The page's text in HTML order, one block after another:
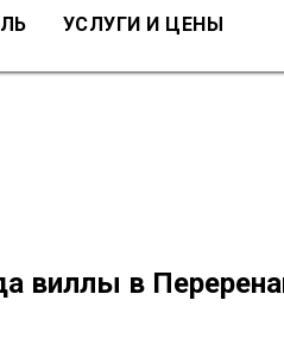
УСЛУГИ И ЦЕНЫ
виллы в